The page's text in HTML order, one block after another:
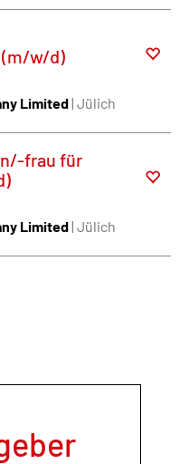
(m/w/d)
Limited| Jülich
frau für
Limited| Jülich